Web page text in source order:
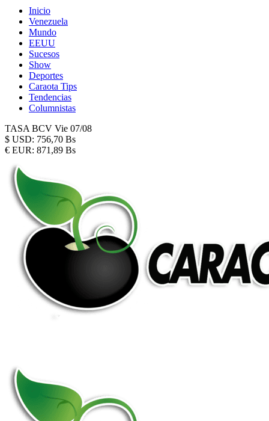
Inicio
Venezuela
Mundo
EEUU
Sucesos
Show
Deportes
Caraota Tips
Tendencias
Columnistas
TASA BCV Vie 07/08
$ USD: 756,70 Bs
€ EUR: 871,89 Bs